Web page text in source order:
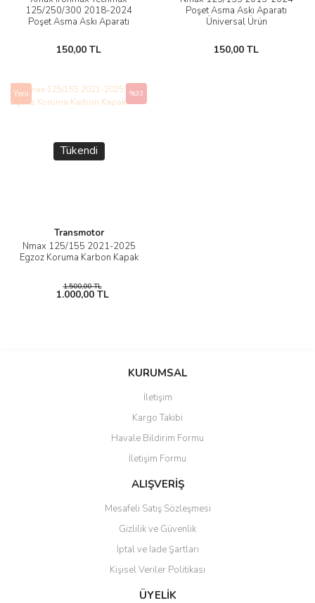
125/250/300 2018-2024
Poşet Asma Askı Aparatı
150,00 TL
Poşet Asma Askı Aparatı
Üniversal Ürün
150,00 TL
Yeni
Tükendi
Transmotor
Nmax 125/155 2021-2025
Egzoz Koruma Karbon Kapak
%33
1.500,00 TL
1.000,00 TL
KURUMSAL
İletişim
Kargo Takibi
Havale Bildirim Formu
İletişim Formu
ALIŞVERİŞ
Mesafeli Satış Sözleşmesi
Gizlilik ve Güvenlik
İptal ve İade Şartları
Kişisel Veriler Politikası
ÜYELİK